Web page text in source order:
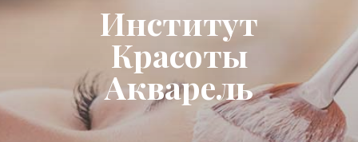
Институт
Красоты
Акварель